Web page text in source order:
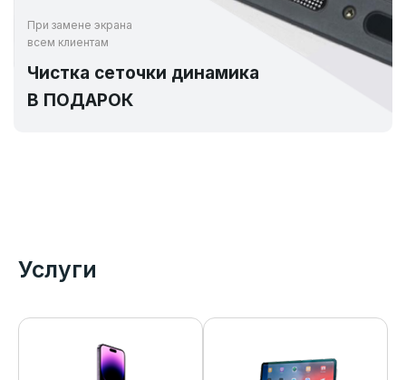
При замене экрана
всем клиентам
Чистка сеточки динамика
В ПОДАРОК
Услуги